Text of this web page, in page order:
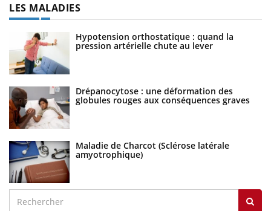
LES MALADIES
Hypotension orthostatique : quand la
pression artérielle chute au lever
Drépanocytose : une déformation des
globules rouges aux conséquences graves
Maladie de Charcot (Sclérose latérale
amyotrophique)